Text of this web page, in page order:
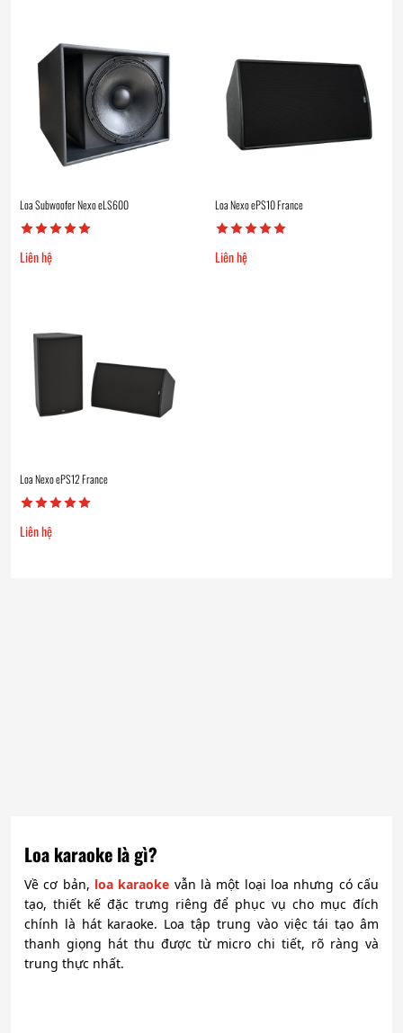
Loa Subwoofer Nexo eLS600
Liên hệ
Loa Nexo ePS10 France
Liên hệ
Loa Nexo ePS12 France
Liên hệ
Loa karaoke là gì?
Về cơ bản, loa karaoke vẫn là một loại loa nhưng có cấu
tạo, thiết kế đặc trưng riêng để phục vụ cho mục đích
chính là hát karaoke. Loa tập trung vào việc tái tạo âm
thanh giọng hát thu được từ micro chi tiết, rõ ràng và
trung thực nhất.